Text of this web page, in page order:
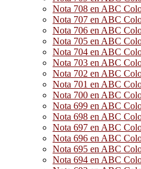
Nota 708 en ABC
Nota 707 en ABC
Nota 706 en ABC
Nota 705 en ABC
Nota 704 en ABC
Nota 703 en ABC
Nota 702 en ABC
Nota 701 en ABC
Nota 700 en ABC
Nota 699 en ABC
Nota 698 en ABC
Nota 697 en ABC
Nota 696 en ABC
Nota 695 en ABC
Nota 694 en ABC